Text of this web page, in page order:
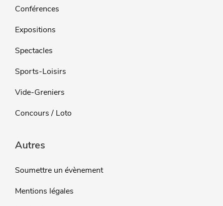
Conférences
Expositions
Spectacles
Sports-Loisirs
Vide-Greniers
Concours / Loto
Autres
Soumettre un évènement
Mentions légales